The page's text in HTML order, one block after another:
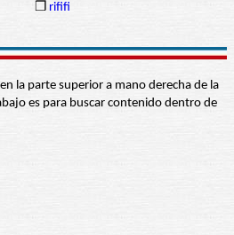
❒ rififi
la parte superior a mano derecha de la
es para buscar contenido dentro de